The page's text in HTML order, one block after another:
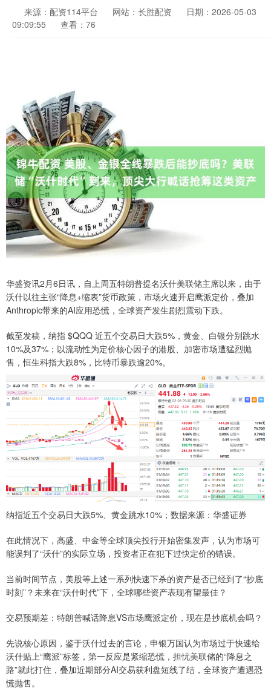
来源：配资114平台 网站：长胜配资
日期：2026-05-03
09:09:55
查看：76
华盛资讯2月6日讯，自上周五特朗普提名沃什美联储主席以来，由于
沃什以往主张“降息+缩表”货币政策，市场火速开启鹰派定价，叠加
Anthropic带来的AI应用恐慌，全球资产发生剧烈震动下跌。
截至发稿，纳指 $QQQ 近五个交易日大跌5%，黄金、白银分别跳水
10%及37%；以流动性为定价核心因子的港股、加密市场遭猛烈抛
售，恒生科指大跌8%，比特币暴跌逾20%。
纳指近五个交易日大跌5%、黄金跳水10%；数据来源：华盛证券
在此情况下，高盛、中金等全球顶尖投行开始密集发声，认为市场可
能误判了“沃什”的实际立场，投资者正在犯下过快定价的错误。
当前时间节点，美股等上述一系列快速下杀的资产是否已经到了“抄底
时刻”？未来在“沃什时代”下，全球哪些资产表现有望最佳？
交易预期差：特朗普喊话降息VS市场鹰派定价，现在是抄底机会吗？
先说核心原因，鉴于沃什过去的言论，申银万国认为市场过于快速给
沃什贴上“鹰派”标签，第一反应是紧缩恐慌，担忧美联储的“降息之
路”就此打住，叠加近期部分AI交易获利盘短线了结，全球资产遭遇恐
慌抛售。